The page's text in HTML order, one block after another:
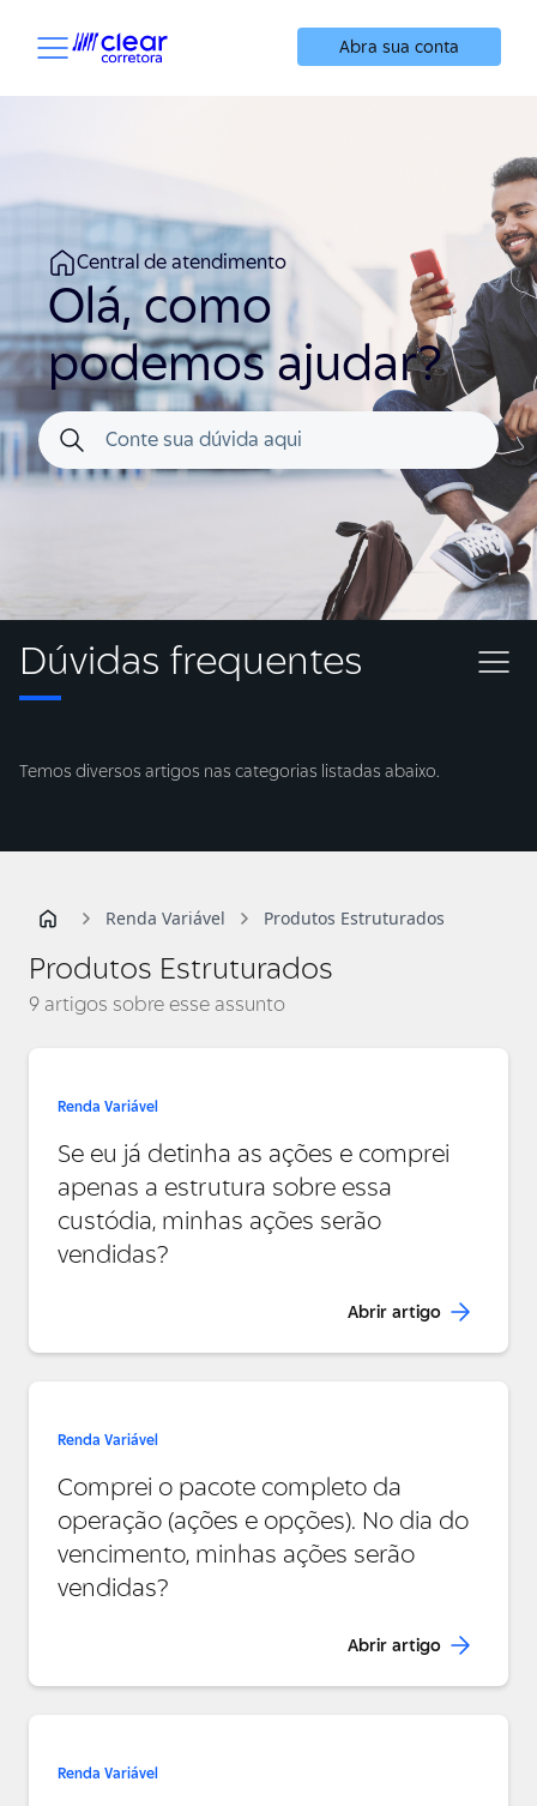
Abra sua conta
Central de atendimento
Olá, como
podemos ajudar?
Dúvidas frequentes
Temos diversos artigos nas categorias listadas abaixo.
Renda Variável Produtos Estruturados
Produtos Estruturados
9 artigos sobre esse assunto
Renda Variável
Se eu já detinha as ações e comprei
apenas a estrutura sobre essa
custódia, minhas ações serão
vendidas?
Abrir artigo
Renda Variável
Comprei o pacote completo da
operação (ações e opções). No dia do
vencimento, minhas ações serão
vendidas?
Abrir artigo
Renda Variável